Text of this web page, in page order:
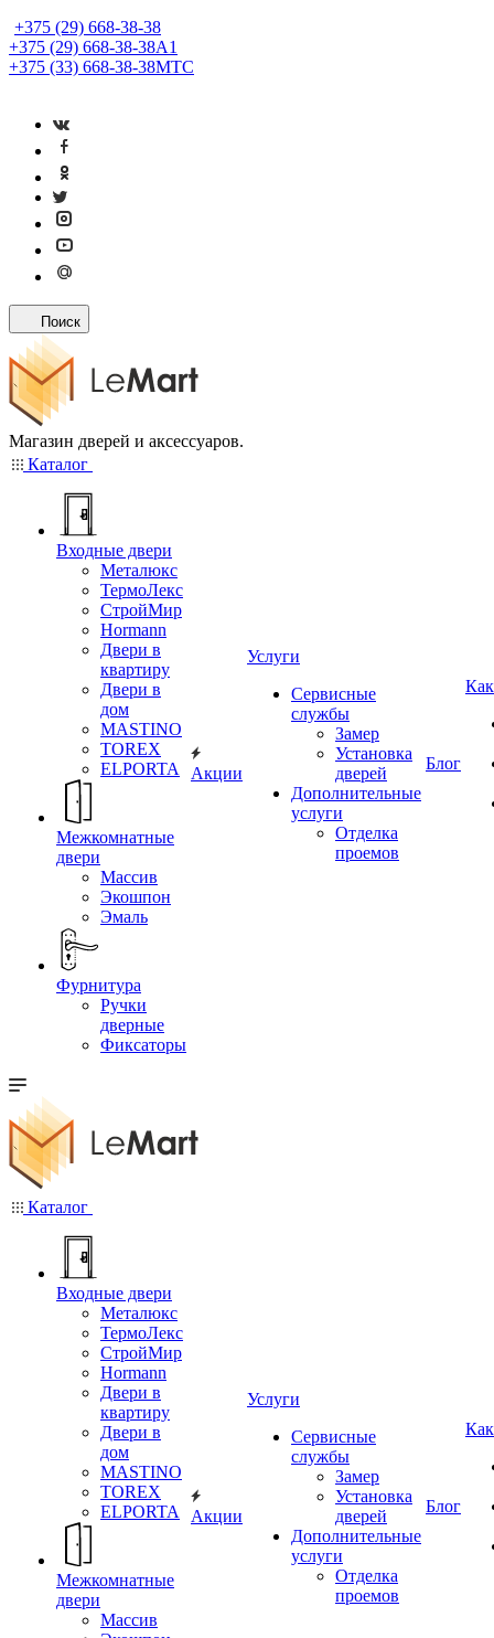
+375 (29) 668-38-38
+375 (29) 668-38-38A1
+375 (33) 668-38-38МТС
Поиск
Магазин дверей и аксессуаров.
Каталог
Входные двери
Металюкс
ТермоЛекс
СтройМир
Hormann
Двери в
квартиру
Двери в
дом
MASTINO
TOREX
ELPORTA
Межкомнатные
двери
Массив
Экошпон
Эмаль
Фурнитура
Ручки
дверные
Фиксаторы
Акции
Услуги
Сервисные
службы
Замер
Установка
дверей
Дополнительные
услуги
Отделка
проемов
Блог
Каталог
Входные двери
Металюкс
ТермоЛекс
СтройМир
Hormann
Двери в
квартиру
Двери в
дом
MASTINO
TOREX
ELPORTA
Межкомнатные
двери
Массив
Акции
Услуги
Сервисные
службы
Замер
Установка
дверей
Дополнительные
услуги
Отделка
проемов
Блог